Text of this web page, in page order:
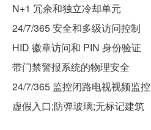
N+1 冗余和独立冷却单元
24/7/365 安全和多级访问控制
HID 徽章访问和 PIN 身份验证
带门禁警报系统的物理安全
24/7/365 监控闭路电视视频监控
虚假入口;防弹玻璃;无标记建筑